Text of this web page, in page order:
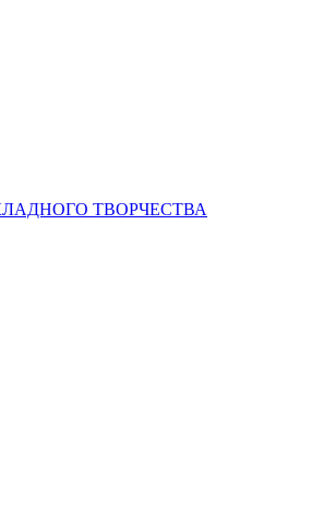
ТВОРЧЕСТВА